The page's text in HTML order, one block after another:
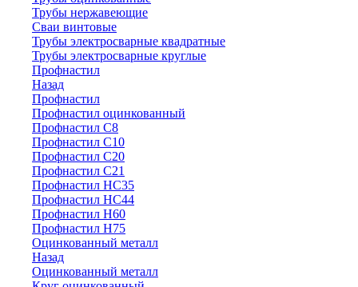
Трубы нержавеющие
Сваи винтовые
Трубы электросварные квадратные
Трубы электросварные круглые
Профнастил
Назад
Профнастил
Профнастил оцинкованный
Профнастил С8
Профнастил С10
Профнастил С20
Профнастил С21
Профнастил НС35
Профнастил НС44
Профнастил Н60
Профнастил Н75
Оцинкованный металл
Назад
Оцинкованный металл